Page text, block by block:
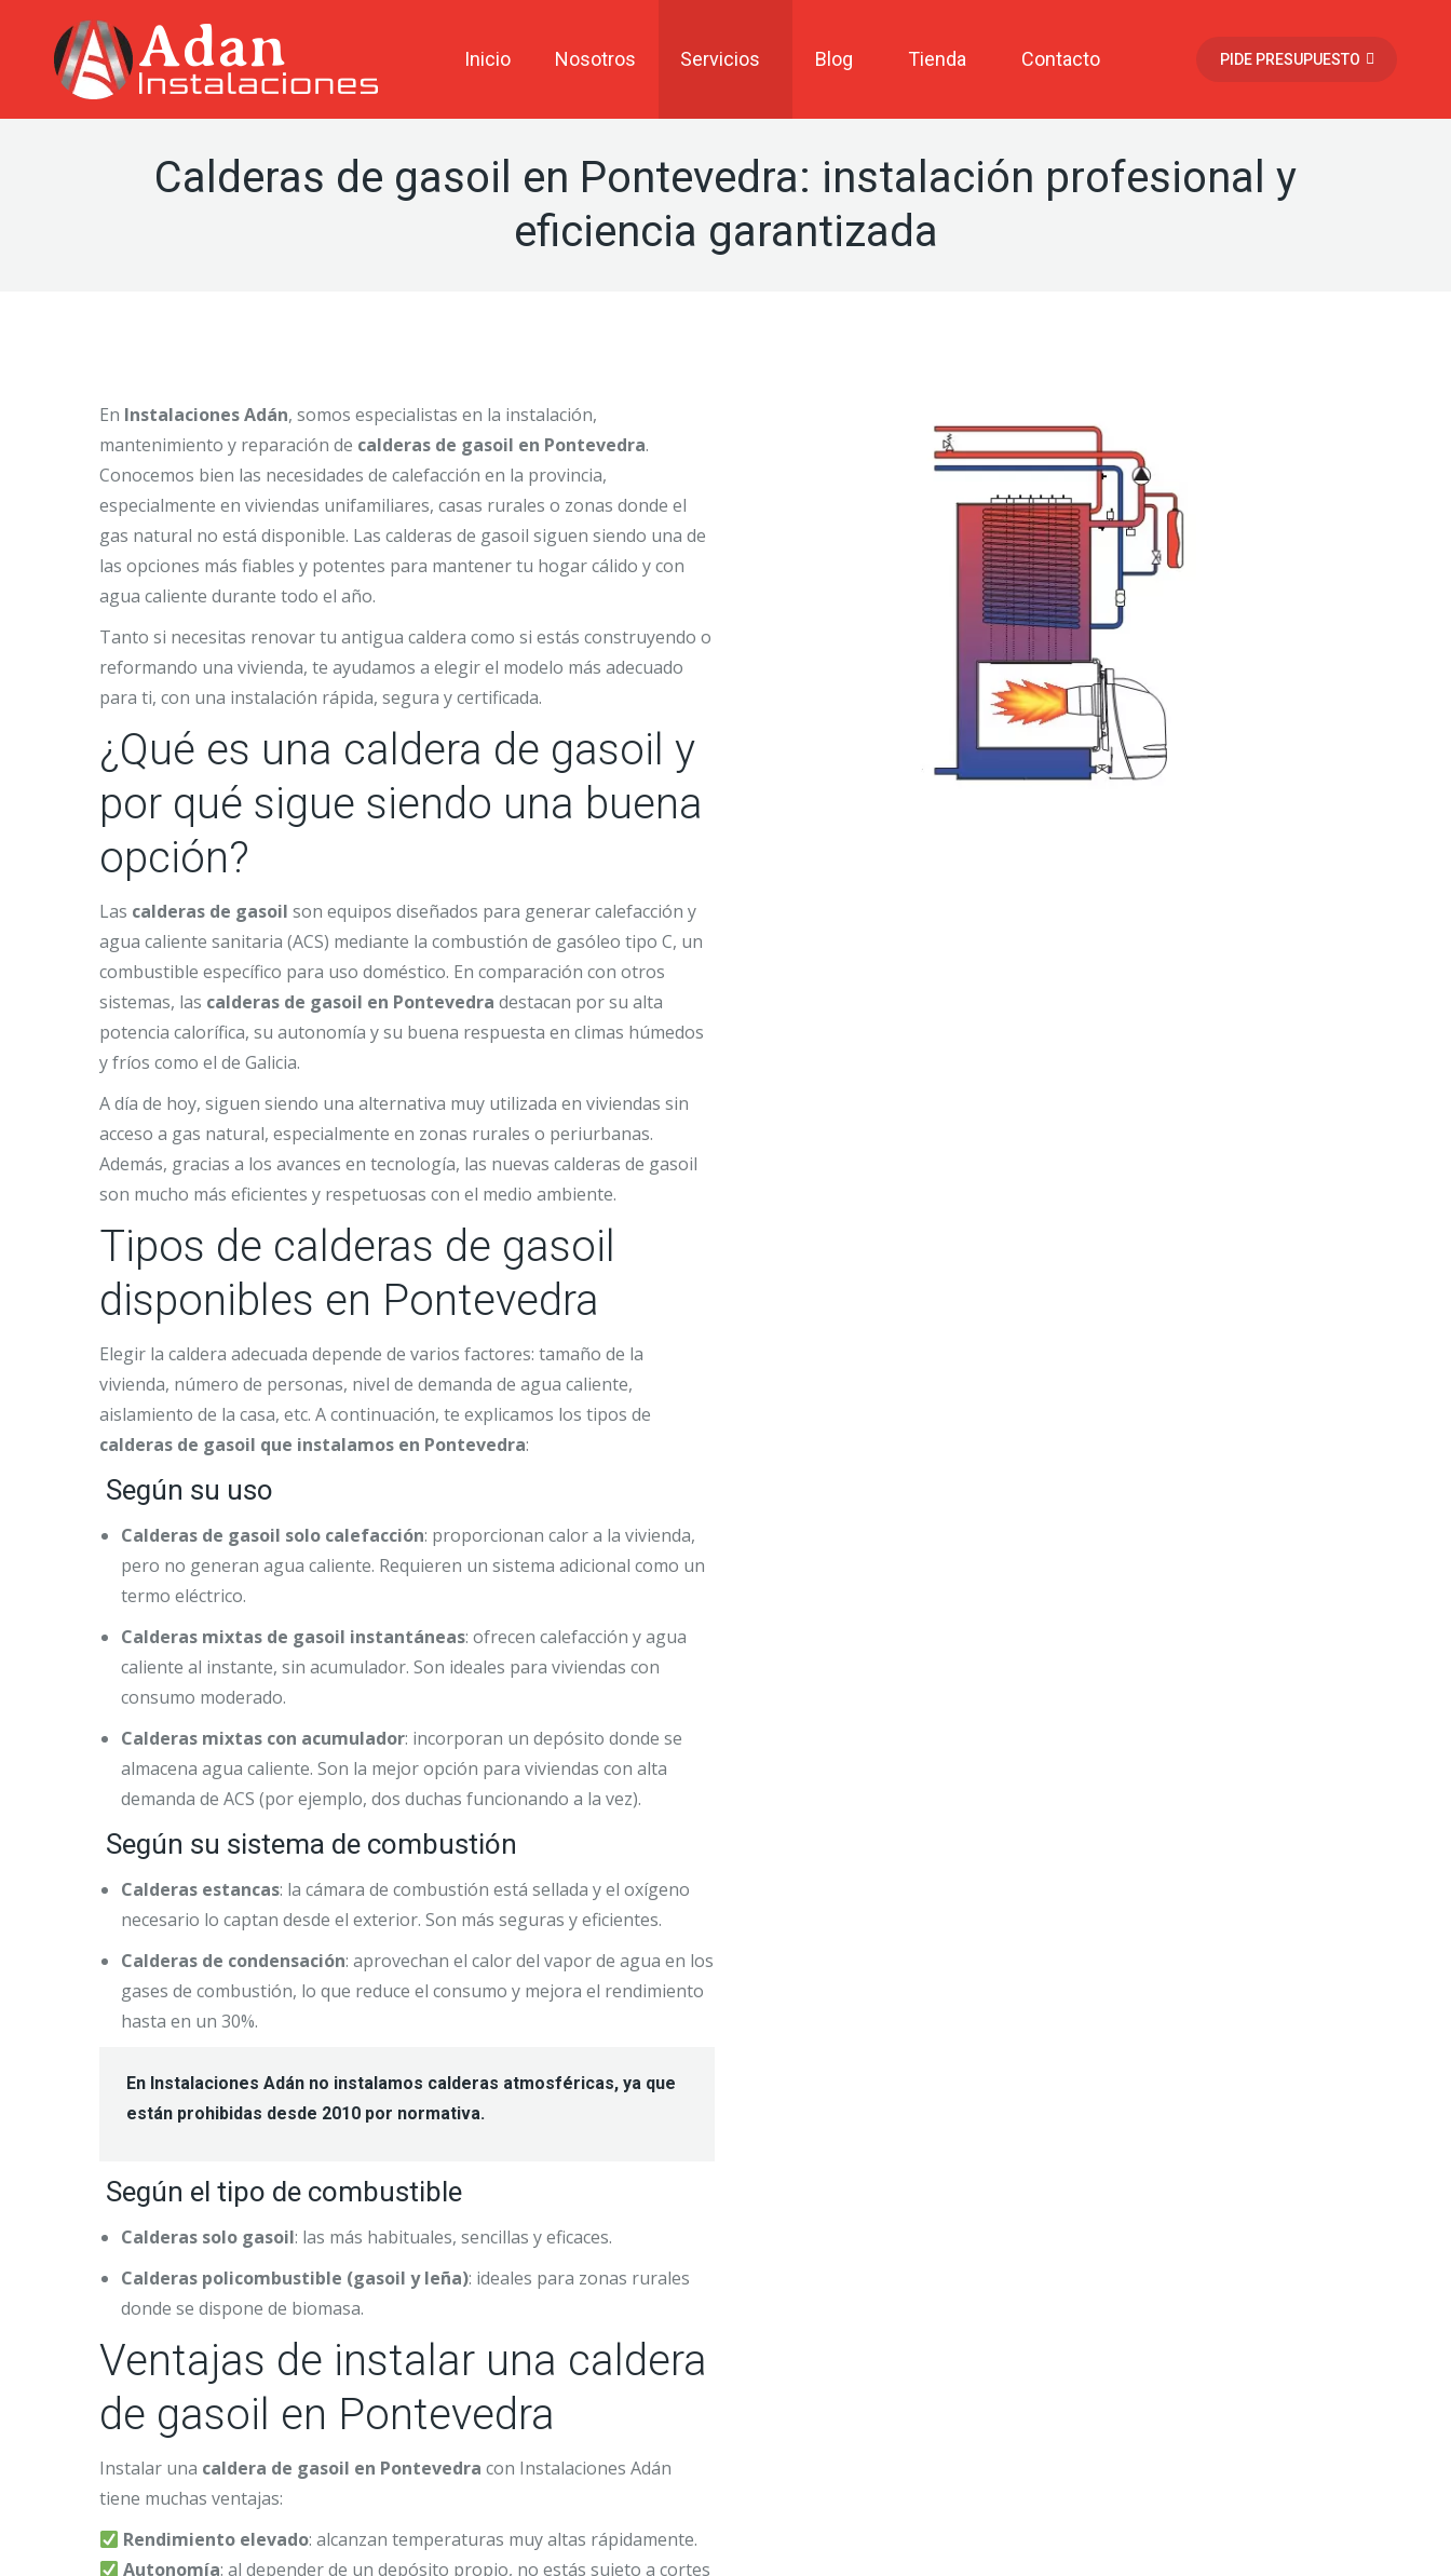
contenido
Inicio Nosotros Servicios Blog Tienda Contacto PIDE PRESUPUESTO
Calderas de gasoil en Pontevedra: instalación profesional y
eficiencia garantizada
En Instalaciones Adán, somos especialistas en la instalación,
mantenimiento y reparación de calderas de gasoil en Pontevedra.
Conocemos bien las necesidades de calefacción en la provincia,
especialmente en viviendas unifamiliares, casas rurales o zonas donde el
gas natural no está disponible. Las calderas de gasoil siguen siendo una de
las opciones más fiables y potentes para mantener tu hogar cálido y con
agua caliente durante todo el año.
Tanto si necesitas renovar tu antigua caldera como si estás construyendo o
reformando una vivienda, te ayudamos a elegir el modelo más adecuado
para ti, con una instalación rápida, segura y certificada.
¿Qué es una caldera de gasoil y
por qué sigue siendo una buena
opción?
Las calderas de gasoil son equipos diseñados para generar calefacción y
agua caliente sanitaria (ACS) mediante la combustión de gasóleo tipo C, un
combustible específico para uso doméstico. En comparación con otros
sistemas, las calderas de gasoil en Pontevedra destacan por su alta
potencia calorífica, su autonomía y su buena respuesta en climas húmedos
y fríos como el de Galicia.
A día de hoy, siguen siendo una alternativa muy utilizada en viviendas sin
acceso a gas natural, especialmente en zonas rurales o periurbanas.
Además, gracias a los avances en tecnología, las nuevas calderas de gasoil
son mucho más eficientes y respetuosas con el medio ambiente.
Tipos de calderas de gasoil
disponibles en Pontevedra
Elegir la caldera adecuada depende de varios factores: tamaño de la
vivienda, número de personas, nivel de demanda de agua caliente,
aislamiento de la casa, etc. A continuación, te explicamos los tipos de
calderas de gasoil que instalamos en Pontevedra:
Según su uso
Calderas de gasoil solo calefacción: proporcionan calor a la vivienda,
pero no generan agua caliente. Requieren un sistema adicional como un
termo eléctrico.
Calderas mixtas de gasoil instantáneas: ofrecen calefacción y agua
caliente al instante, sin acumulador. Son ideales para viviendas con
consumo moderado.
Calderas mixtas con acumulador: incorporan un depósito donde se
almacena agua caliente. Son la mejor opción para viviendas con alta
demanda de ACS (por ejemplo, dos duchas funcionando a la vez).
Según su sistema de combustión
Calderas estancas: la cámara de combustión está sellada y el oxígeno
necesario lo captan desde el exterior. Son más seguras y eficientes.
Calderas de condensación: aprovechan el calor del vapor de agua en los
gases de combustión, lo que reduce el consumo y mejora el rendimiento
hasta en un 30%.
En Instalaciones Adán no instalamos calderas atmosféricas, ya que
están prohibidas desde 2010 por normativa.
Según el tipo de combustible
Calderas solo gasoil: las más habituales, sencillas y eficaces.
Calderas policombustible (gasoil y leña): ideales para zonas rurales
donde se dispone de biomasa.
Ventajas de instalar una caldera
de gasoil en Pontevedra
Instalar una caldera de gasoil en Pontevedra con Instalaciones Adán
tiene muchas ventajas:
Rendimiento elevado: alcanzan temperaturas muy altas rápidamente.
Autonomía: al depender de un depósito propio, no estás sujeto a cortes